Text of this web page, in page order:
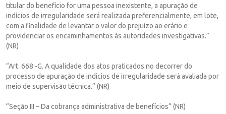
titular do benefício for uma pessoa inexistente, a apuração de
indícios de irregularidade será realizada preferencialmente, em lote,
com a finalidade de levantar o valor do prejuízo ao erário e
providenciar os encaminhamentos às autoridades investigativas.”
(NR)
“Art. 668 -G. A qualidade dos atos praticados no decorrer do
processo de apuração de indícios de irregularidade será avaliada por
meio de supervisão técnica.” (NR)
“Seção III – Da cobrança administrativa de benefícios” (NR)